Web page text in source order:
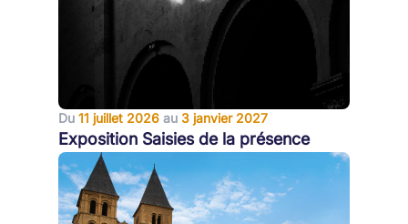
Du 11 juillet 2026 au 3 janvier 2027
Exposition Saisies de la présence